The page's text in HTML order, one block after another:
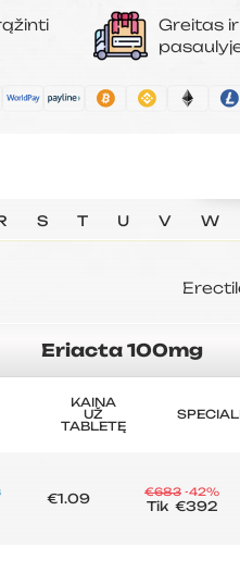
Greitas
S T U V W
Eriacta 100mg
KAINA
UŽ
TABLETĘ
€1.09 €683 -42%
Tik €392